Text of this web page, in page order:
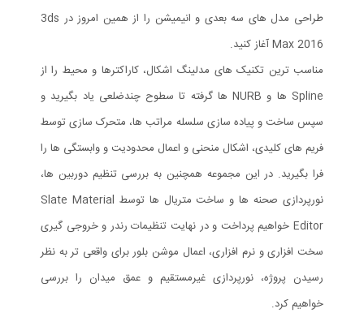
طراحی مدل های سه بعدی و انیمیشن را از همین امروز در 3ds
Max 2016 آغاز کنید.
مناسب ترین تکنیک های مدلینگ اشکال، کاراکترها و محیط را از
Spline ها و NURB ها گرفته تا سطوح چندضلعی یاد بگیرید و
سپس ساخت و پیاده سازی سلسله مراتب ها، متحرک سازی توسط
فریم های کلیدی، اشکال منحنی و اعمال محدودیت و وابستگی ها را
فرا بگیرید. در این مجموعه همچنین به بررسی تنظیم دوربین ها،
نورپردازی صحنه ها و ساخت متریال ها توسط Slate Material
Editor خواهیم پرداخت و در نهایت تنظیمات رندر و خروجی گیری
سخت افزاری و نرم افزاری، اعمال موشن بلور برای واقعی تر به نظر
رسیدن پروژه، نورپردازی غیرمستقیم و عمق میدان را بررسی
خواهیم کرد.